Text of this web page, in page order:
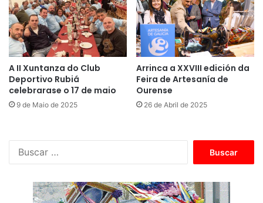
A II Xuntanza do Club
Deportivo Rubiá
celebrarase o 17 de maio
9 de Maio de 2025
Arrinca a XXVIII edición da
Feira de Artesanía de
Ourense
26 de Abril de 2025
c
a